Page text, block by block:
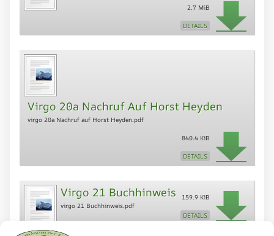
2.7 MiB
DETAILS
Virgo 20a Nachruf Auf Horst Heyden
virgo 20a Nachruf auf Horst Heyden.pdf
840.4 KiB
DETAILS
Virgo 21 Buchhinweis
virgo 21 Buchhinweis.pdf
159.9 KiB
DETAILS